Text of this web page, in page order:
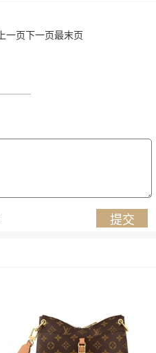
上一页下一页最末页